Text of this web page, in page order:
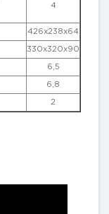
4
426x238x64
330x320x90
6,5
6,8
2